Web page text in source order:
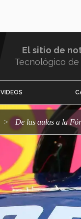
El sitio de
Tecnológico
VIDEOS
De las aulas a la